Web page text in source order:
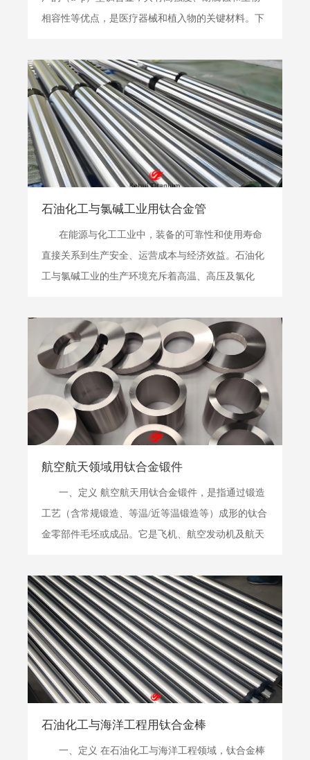
相容性等优点，是医疗器械和植入物的关键材料。下
应用。 一、定义与材质 定义： 在生物医药领域，
TC4钛合...
石油化工与氯碱工业用钛合金管
在能源与化工工业中，装备的可靠性和使用寿命
直接关系到生产安全、运营成本与经济效益。石油化
工与氯碱工业的生产环境充斥着高温、高压及氯化
成了极其严酷的挑战。钛合金管，凭借其无与伦比的
耐腐蚀性能、优异的力学强度和相对较低的全生命周
期成本，已...
航空航天领域用钛合金锻件
一、定义 航空航天用钛合金锻件，是指通过锻造
工艺（含常规锻造、等温/近等温锻造等）成形的钛合
金零部件毛坯或成品。它是飞机、航空发动机及航天
于，通过大塑性变形显著改善钛合金铸锭的原始组
织，获得致密、均匀、流线合理的显微结构，从而充
分发...
石油化工与海洋工程用钛合金棒
一、定义 在石油化工与海洋工程领域，钛合金棒